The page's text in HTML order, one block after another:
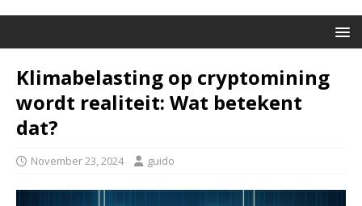
Klimabelasting op cryptomining
wordt realiteit: Wat betekent
dat?
November 23, 2024 guido